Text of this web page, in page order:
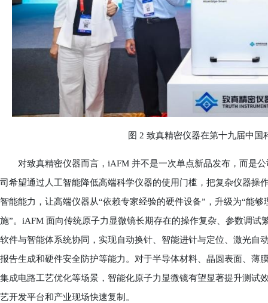
图 2 致真精密仪器在第十九届中国
对致真精密仪器而言，iAFM 并不是一次单点新品发布，而是公
司希望通过人工智能降低高端科学仪器的使用门槛，把复杂仪器操
智能能力，让高端仪器从“依赖专家经验的硬件设备”，升级为“能
施”。iAFM 面向传统原子力显微镜长期存在的操作复杂、参数调
软件与智能体系统协同，实现自动换针、智能进针与定位、激光自
报告生成和硬件安全防护等能力。对于半导体材料、晶圆表面、薄
集成电路工艺优化等场景，智能化原子力显微镜有望显著提升测试
艺开发平台和产业现场快速复制。